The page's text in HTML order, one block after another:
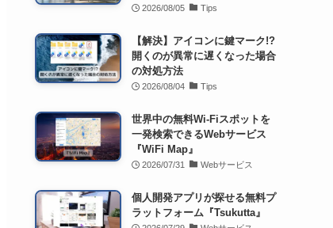
2026/08/05 Tips
【解決】アイコンに鍵マーク!?
開くのが異常に遅くなった場合
の対処方法
2026/08/04 Tips
世界中の無料Wi-Fiスポットを
一発検索できるWebサービス
『WiFi Map』
2026/07/31 Webサービス
個人開発アプリが探せる無料プ
ラットフォーム『Tsukutta』